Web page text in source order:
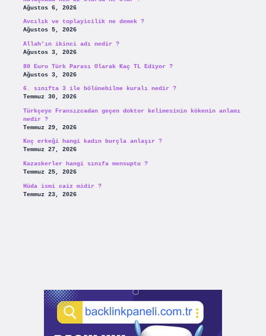
Ağustos 6, 2026
Avcılık ve toplayicilik ne demek ?
Ağustos 5, 2026
Allah’ın ikinci adı nedir ?
Ağustos 3, 2026
80 Euro Türk Parası Olarak Kaç TL Ediyor ?
Ağustos 3, 2026
6. sınıfta 3 ile bölünebilme kuralı nedir ?
Temmuz 30, 2026
Türkçeye Fransızcadan geçen doktor kelimesinin kökenin anlamı
nedir ?
Temmuz 29, 2026
Koç erkeği hangi kadın burçla anlaşır ?
Temmuz 27, 2026
Kazaskerler hangi sınıfa mensuptu ?
Temmuz 25, 2026
Hüda ismi caiz midir ?
Temmuz 23, 2026